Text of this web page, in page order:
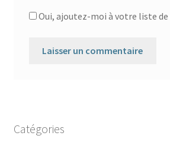
Oui, ajoutez-moi à votre liste de
Catégories